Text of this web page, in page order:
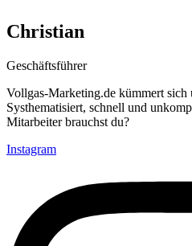
Christian
Geschäftsführer
Vollgas-Marketing.de kümmert sich
Systhematisiert, schnell und
Mitarbeiter brauchst du?
Instagram